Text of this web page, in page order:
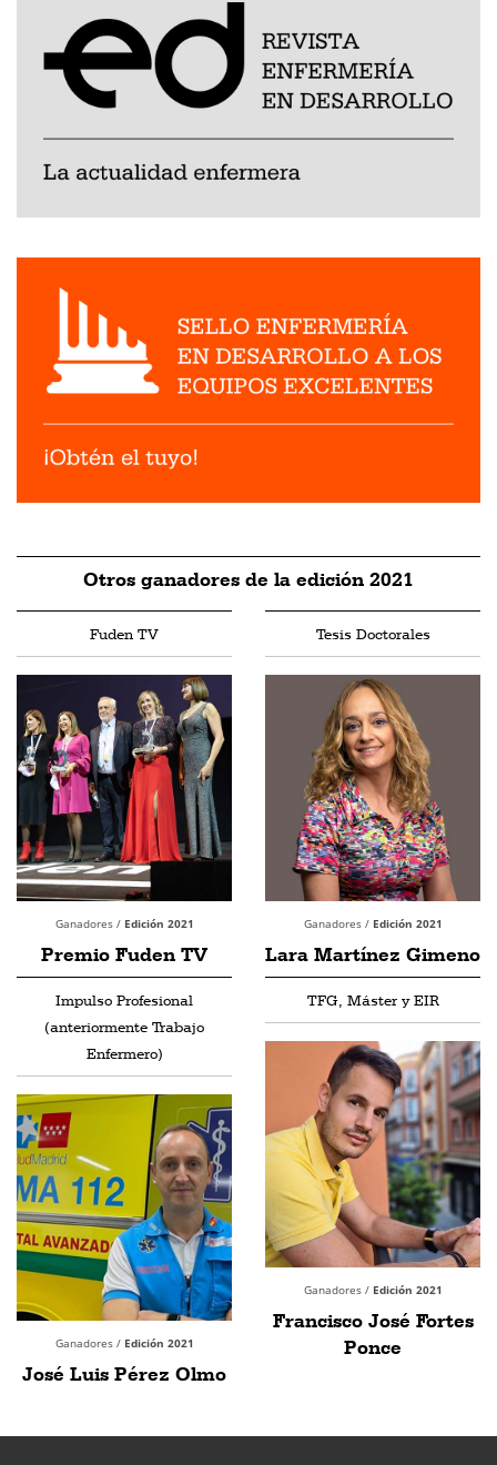
Otros ganadores de la edición 2021
Fuden TV
Ganadores / Edición 2021
Premio Fuden TV
Tesis Doctorales
Ganadores / Edición 2021
Lara Martínez Gimeno
Impulso Profesional
(anteriormente Trabajo
Enfermero)
Ganadores / Edición 2021
José Luis Pérez Olmo
TFG, Máster y EIR
Ganadores / Edición 2021
Francisco José Fortes
Ponce